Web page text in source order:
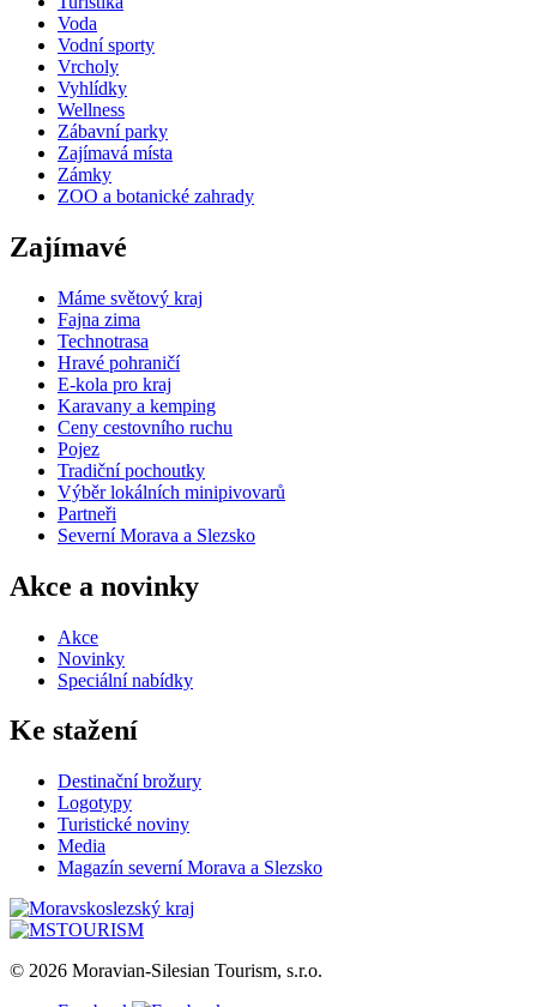
Voda
Vodní sporty
Vrcholy
Vyhlídky
Wellness
Zábavní parky
Zajímavá místa
Zámky
ZOO a botanické zahrady
Zajímavé
Máme světový kraj
Fajna zima
Technotrasa
Hravé pohraničí
E-kola pro kraj
Karavany a kemping
Ceny cestovního ruchu
Pojez
Tradiční pochoutky
Výběr lokálních minipivovarů
Partneři
Severní Morava a Slezsko
Akce a novinky
Akce
Novinky
Speciální nabídky
Ke stažení
Destinační brožury
Logotypy
Turistické noviny
Media
Magazín severní Morava a Slezsko
© 2026 Moravian-Silesian Tourism, s.r.o.